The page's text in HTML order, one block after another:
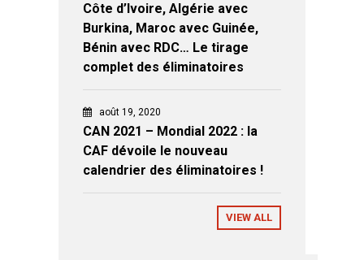
Côte d’Ivoire, Algérie avec
Burkina, Maroc avec Guinée,
Bénin avec RDC… Le tirage
complet des éliminatoires
août 19, 2020
CAN 2021 – Mondial 2022 : la
CAF dévoile le nouveau
calendrier des éliminatoires !
VIEW ALL